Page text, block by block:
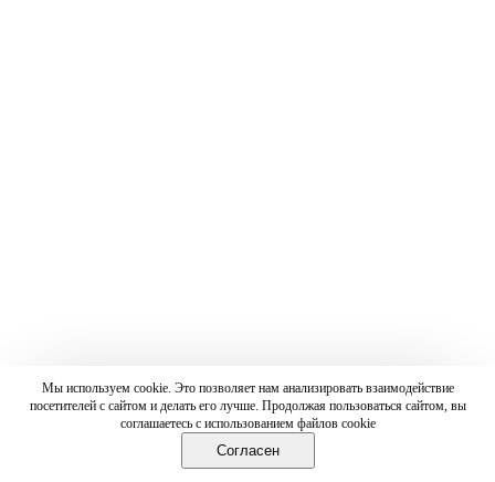
Мы используем cookie. Это позволяет нам анализировать взаимодействие
посетителей с сайтом и делать его лучше. Продолжая пользоваться сайтом, вы
соглашаетесь с использованием файлов cookie
Согласен